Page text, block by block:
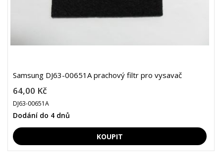
Samsung DJ63-00651A prachový filtr pro vysavač
64,00 Kč
DJ63-00651A
Dodání do 4 dnů